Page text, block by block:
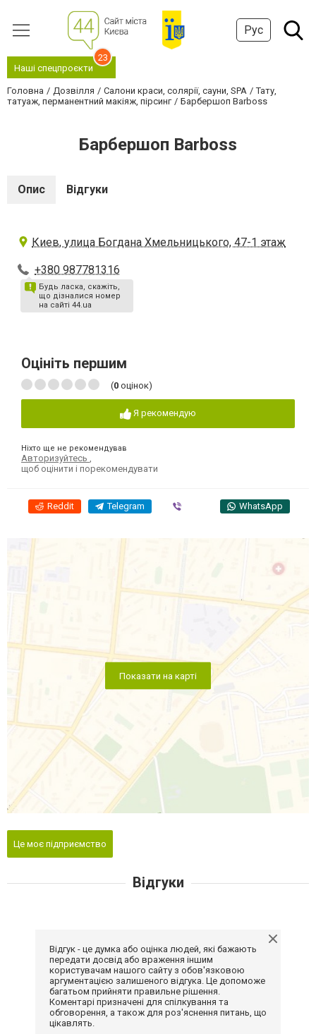
Рус
Наші спецпроєкти
23
Головна Дозвілля Салони краси, солярії, сауни, SPA
Тату,
татуаж, перманентний макіяж, пірсинг
Барбершоп Barboss
Барбершоп Barboss
Опис Відгуки
Киев, улица Богдана Хмельницького, 47-1 этаж
+380 987781316
Будь ласка, скажіть,
що дізналися номер
на сайті 44.ua
Оцініть першим
(0 оцінок)
Я рекомендую
Ніхто ще не рекомендував
Авторизуйтесь
щоб оцінити і порекомендувати
Reddit Telegram WhatsApp
Показати на карті
Це моє підприємство
Відгуки
Відгук - це думка або оцінка людей, які бажають
передати досвід або враження іншим
користувачам нашого сайту з обов'язковою
аргументацією залишеного відгука. Це допоможе
багатьом прийняти правильне рішення.
Коментарі призначені для спілкування та
обговорення, а також для роз'яснення питань, що
цікавлять.